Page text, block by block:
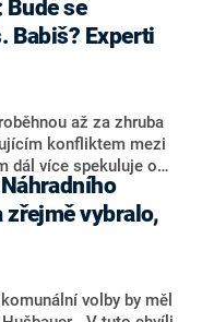
Decroix. V
si nebrala servítky
nástupce Jeronýma
pro lidská
„svoloč“ na
Decroix se také
Spolu či promluvila o
Babiš? Experti
až za zhruba
konfliktem mezi
dál více spekuluje o
vyslat současná
znovu vytahují
(ANO). Jak moc je
volbách 2028
2023?
zřejmě vybralo,
volby by měl